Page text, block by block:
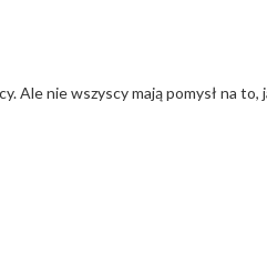
Ale nie wszyscy mają pomysł na to,